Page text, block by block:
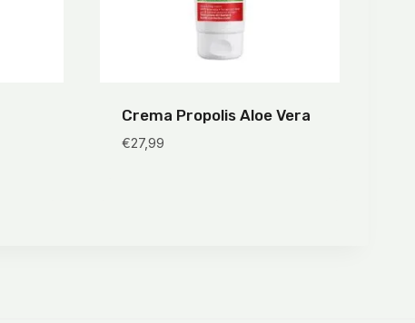
Crema Propolis Aloe Vera
€27,99